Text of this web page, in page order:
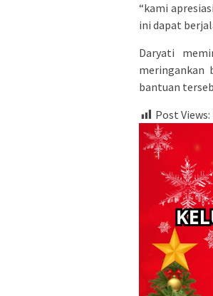
“kami
ini dapat
Daryati
meringankan
bantuan
Post Views: